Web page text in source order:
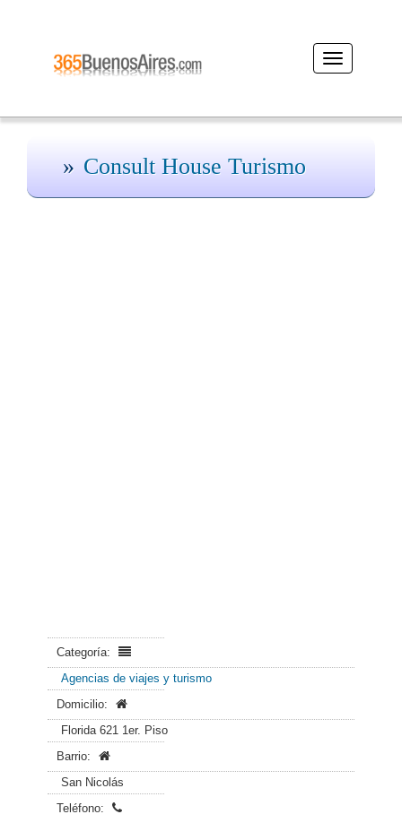
Desplegar
navegación
Consult House Turismo
Categoría:
Agencias de viajes y turismo
Domicilio:
Florida 621 1er. Piso
Barrio:
San Nicolás
Teléfono: